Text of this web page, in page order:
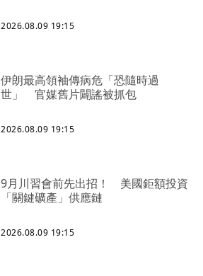
2026.08.09 19:15
伊朗最高領袖傳病危「恐隨時過
世」 官媒舊片闢謠被抓包
2026.08.09 19:15
9月川習會前先出招！ 美國鉅額投資
「關鍵礦產」供應鏈
2026.08.09 19:15